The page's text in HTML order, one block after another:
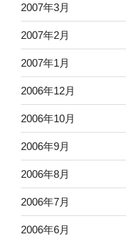
2007年3月
2007年2月
2007年1月
2006年12月
2006年10月
2006年9月
2006年8月
2006年7月
2006年6月